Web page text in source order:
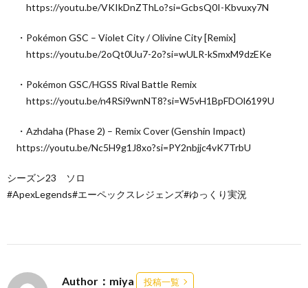
https://youtu.be/VKIkDnZThLo?si=GcbsQ0I-Kbvuxy7N
・Pokémon GSC – Violet City / Olivine City [Remix]
https://youtu.be/2oQt0Uu7-2o?si=wULR-kSmxM9dzEKe
・Pokémon GSC/HGSS Rival Battle Remix
https://youtu.be/n4RSi9wnNT8?si=W5vH1BpFDOl6199U
・Azhdaha (Phase 2) – Remix Cover (Genshin Impact)
https://youtu.be/Nc5H9g1J8xo?si=PY2nbjjc4vK7TrbU
シーズン23 ソロ
#ApexLegends#エーペックスレジェンズ#ゆっくり実況
Author：miya 投稿一覧